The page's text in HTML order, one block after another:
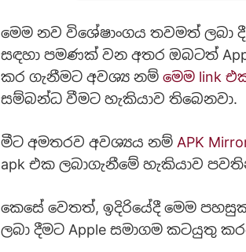
මෙම නව විශේෂාංගය තවමත් ලබා
සඳහා පමණක් වන අතර ඔබටත්
කර ගැනීමට අවශ්‍ය නම් මෙම link
සම්බන්ධ වීමට හැකියාව තිබෙනවා.
මීට අමතරව අවශ්‍යය නම් APK
apk එක ලබාගැනීමේ හැකියාව
කෙසේ වෙතත්, ඉදිරියේදී මෙම
ලබා දීමට Apple සමාගම කටයුතු